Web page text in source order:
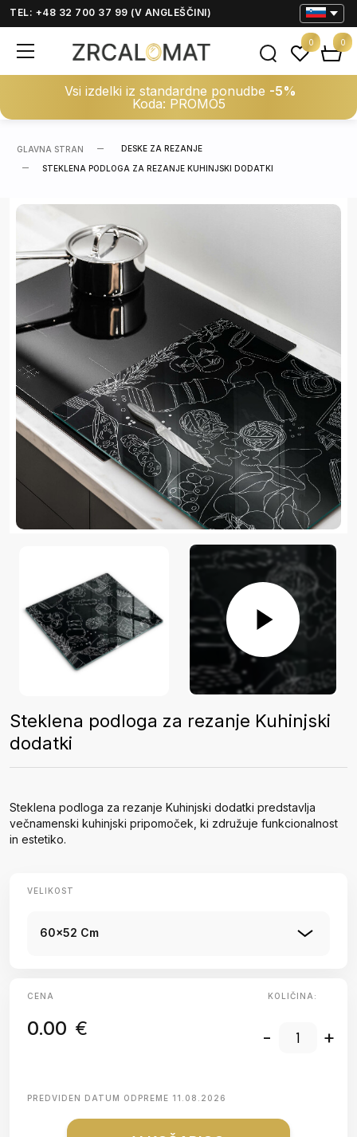
TEL: +48 32 700 37 99 (V ANGLEŠČINI)
Vsi izdelki iz standardne ponudbe -5%
Koda: PROMO5
0 0
GLAVNA STRAN DESKE ZA REZANJE
STEKLENA PODLOGA ZA REZANJE KUHINJSKI DODATKI
Steklena podloga za rezanje Kuhinjski
dodatki
Steklena podloga za rezanje Kuhinjski dodatki predstavlja
večnamenski kuhinjski pripomoček, ki združuje funkcionalnost
in estetiko.
VELIKOST
60x52 Cm
CENA
0.00 €
KOLIČINA:
- +
PREDVIDEN DATUM ODPREME 11.08.2026